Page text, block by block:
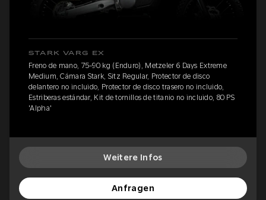
STARK VARG EX
Freno de mano, 75-90 kg (Enduro), Metzeler 6 Days Extreme
Medium, Cámara Stark, Sitz Regular, Protector de disco
delantero no incluido, Protector de disco trasero no incluido,
Estriberas estándar, Kit de tornillos de titanio no incluido, 80 PS
'Alpha'
Weitere Infos
Anfragen